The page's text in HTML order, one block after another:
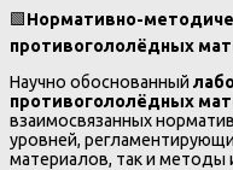
🟩Нормативно-
противогололёдных
Научно обоснованный
противогололёдных
взаимосвязанных
уровней,
материалов, так и методы